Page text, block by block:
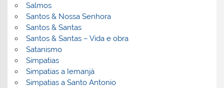
Salmos
Santos & Nossa Senhora
Santos & Santas
Santos & Santas – Vida e obra
Satanismo
Simpatias
Simpatias a Iemanjá
Simpatias a Santo Antonio